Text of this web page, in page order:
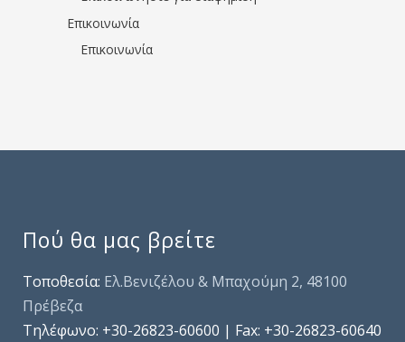
Επικοινωνία
Επικοινωνία
Πού θα μας βρείτε
Τοποθεσία: Ελ.Βενιζέλου & Μπαχούμη 2, 48100
Πρέβεζα
Τηλέφωνo: +30-26823-60600 | Fax: +30-26823-60640